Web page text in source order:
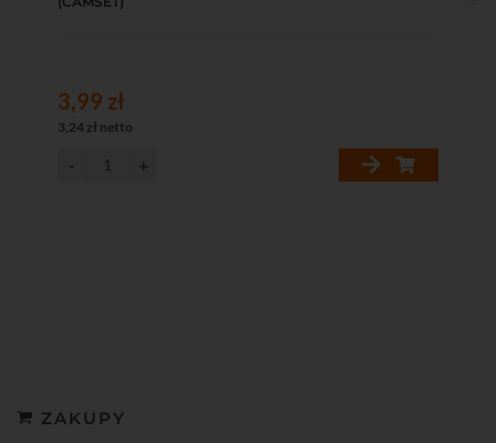
3,99 zł
3,24 zł netto
ZAKUPY